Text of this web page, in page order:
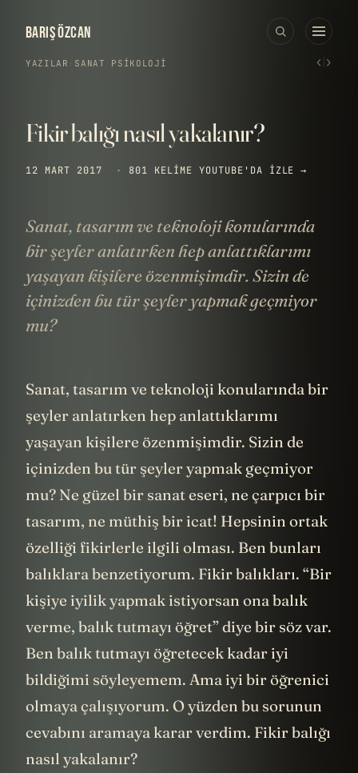
BARIŞ ÖZCAN
YAZILAR SANAT PSIKOLOJI ‹›
Fikir balığı nasıl yakalanır?
12 MART 2017 · 801 KELIME YOUTUBE'DA IZLE →
Sanat, tasarım ve teknoloji konularında
bir şeyler anlatırken hep anlattıklarımı
yaşayan kişilere özenmişimdir. Sizin de
içinizden bu tür şeyler yapmak geçmiyor
mu?
Sanat, tasarım ve teknoloji konularında bir
şeyler anlatırken hep anlattıklarımı
yaşayan kişilere özenmişimdir. Sizin de
içinizden bu tür şeyler yapmak geçmiyor
mu? Ne güzel bir sanat eseri, ne çarpıcı bir
tasarım, ne müthiş bir icat! Hepsinin ortak
özelliği fikirlerle ilgili olması. Ben bunları
balıklara benzetiyorum. Fikir balıkları. “Bir
kişiye iyilik yapmak istiyorsan ona balık
verme, balık tutmayı öğret” diye bir söz var.
Ben balık tutmayı öğretecek kadar iyi
bildiğimi söyleyemem. Ama iyi bir öğrenici
olmaya çalışıyorum. O yüzden bu sorunun
cevabını aramaya karar verdim. Fikir balığı
nasıl yakalanır?